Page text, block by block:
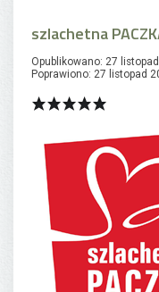
szlachetna
Opublikowano: 27
Poprawiono: 27 listopad